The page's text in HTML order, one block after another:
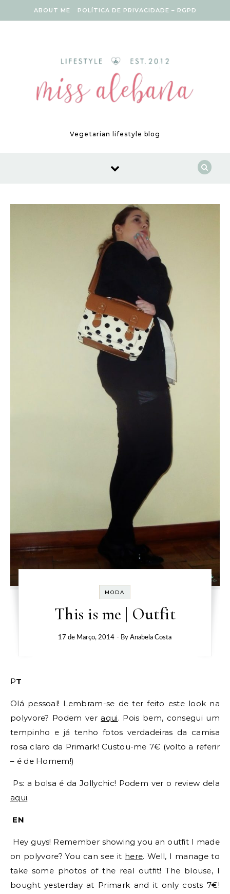
ABOUT ME POLÍTICA DE PRIVACIDADE – RGPD
Vegetarian lifestyle blog
MODA
This is me | Outfit
17 de Março, 2014 - ByAnabela Costa
PT
Olá pessoal! Lembram-se de ter feito este look na
polyvore? Podem veraqui. Pois bem, consegui um
tempinho e já tenho fotos verdadeiras da camisa
rosa claro da Primark! Custou-me 7€ (volto a referir
– é de Homem!)
Ps: a bolsa é da Jollychic! Podem ver o review dela
aqui.
EN
Hey guys! Remember showing you an outfit I made
on polyvore? You can see it here. Well, I manage to
take some photos of the real outfit! The blouse, I
bought yesterday at Primark and it only costs 7€!